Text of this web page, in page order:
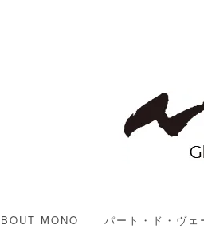
MONO パート・ド・ヴェ